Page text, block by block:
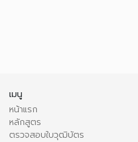
เมนู
หน้าแรก
หลักสูตร
ตรวจสอบใบวุฒิบัตร